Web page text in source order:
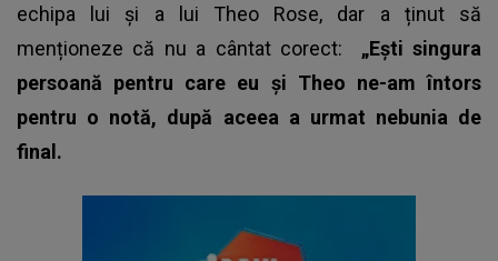
echipa lui și a lui Theo Rose, dar a ținut să
menționeze că nu a cântat corect: „Ești singura
persoană pentru care eu și Theo ne-am întors
pentru o notă, după aceea a urmat nebunia de
final.